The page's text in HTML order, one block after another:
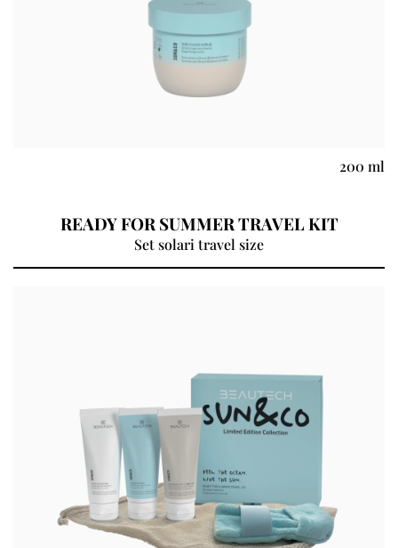
200 ml
READY FOR SUMMER TRAVEL KIT
Set solari travel size